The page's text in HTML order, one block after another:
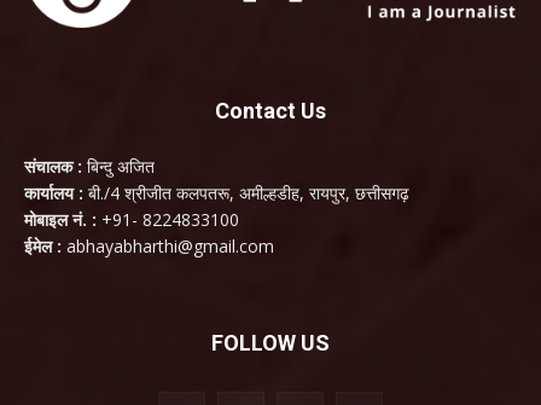
Contact Us
संचालक : बिन्दु अजित
कार्यालय : बी./4 श्रीजीत कलपतरू, अमील्हडीह, रायपुर, छत्तीसगढ़
मोबाइल नं. : +91- 8224833100
ईमेल : abhayabharthi@gmail.com
FOLLOW US